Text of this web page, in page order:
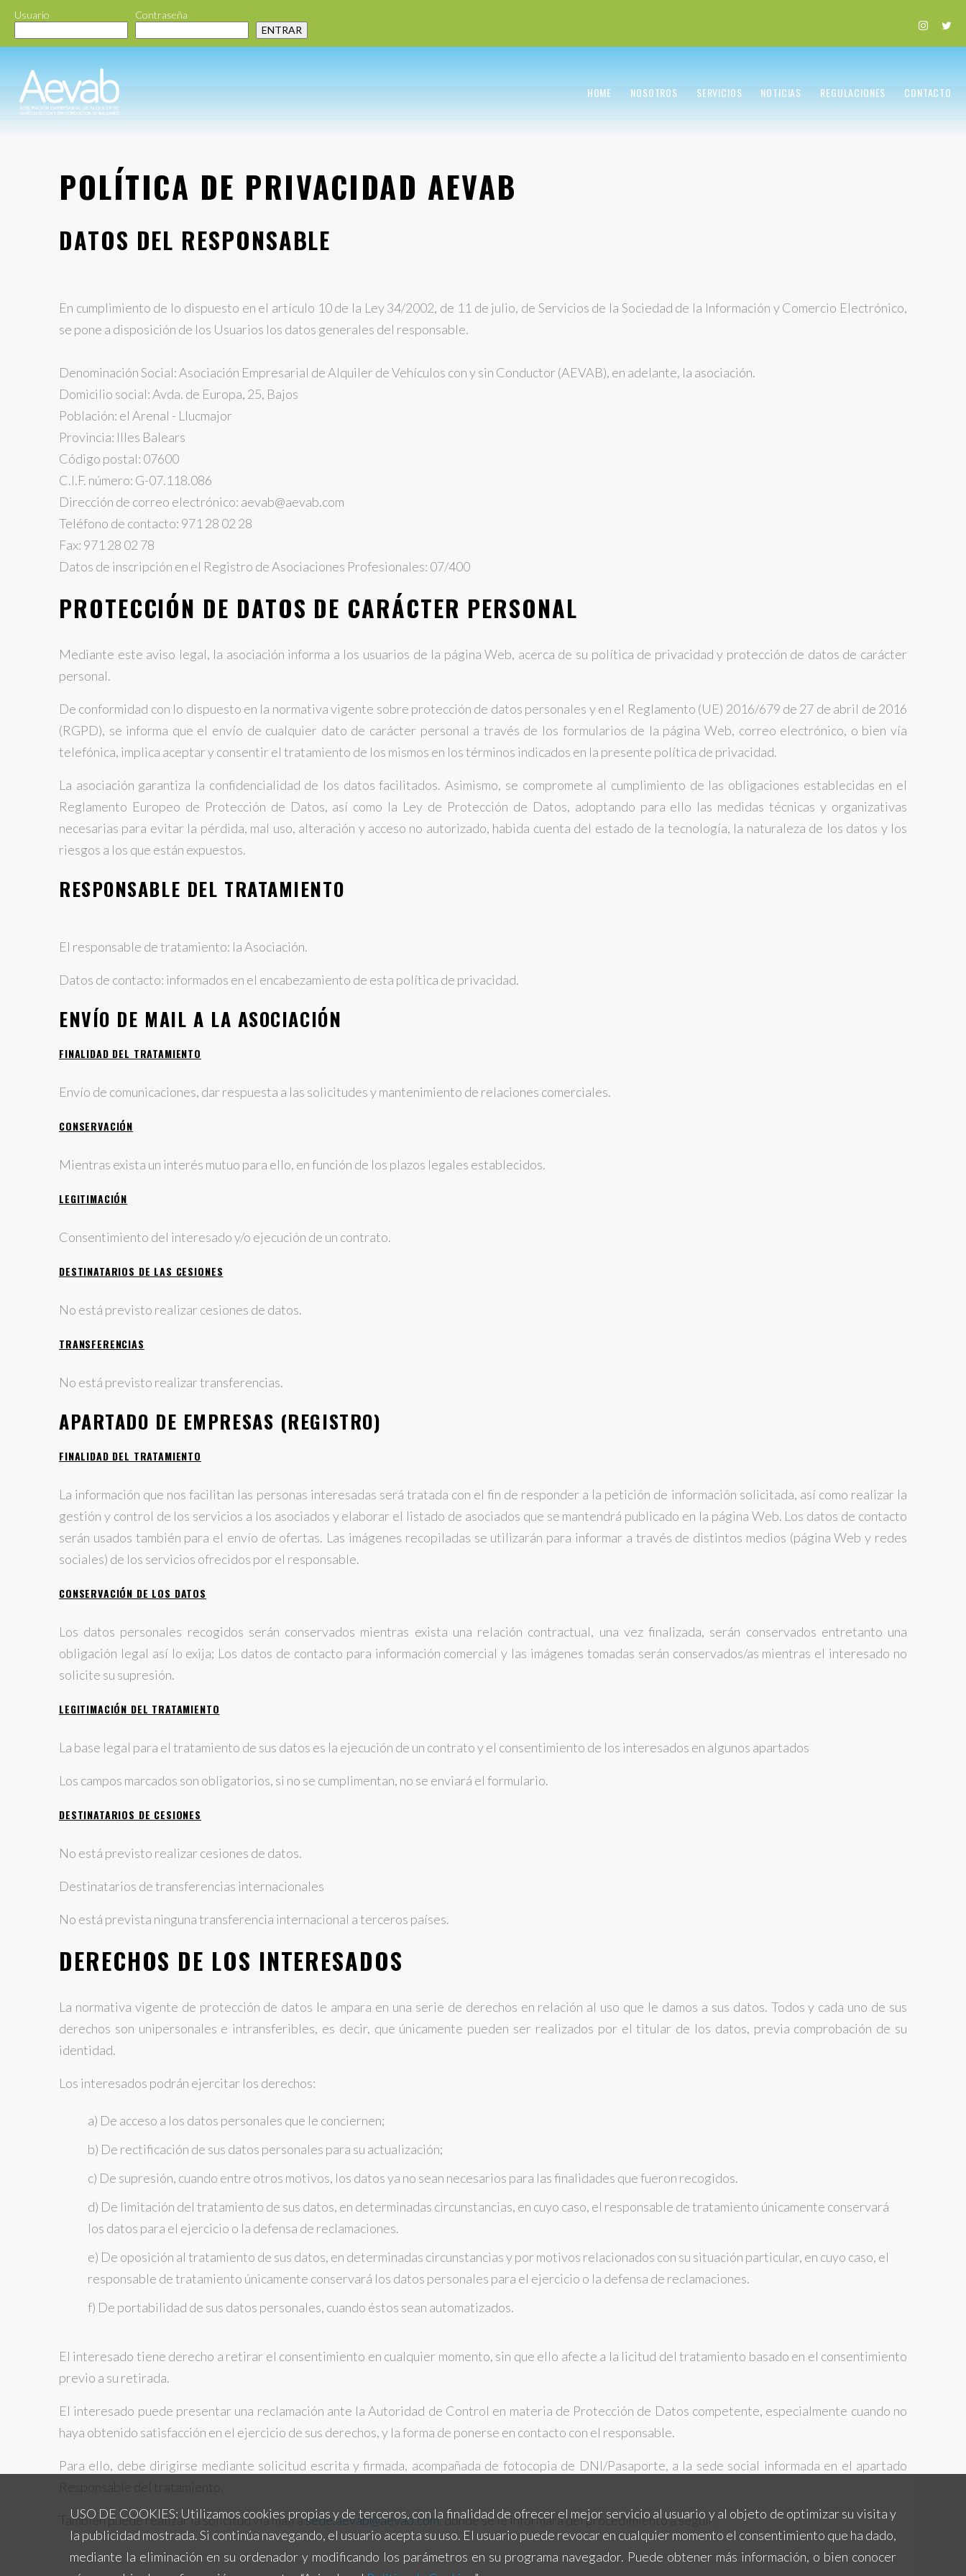
Usuario Contraseña
HOME NOSOTROS SERVICIOS NOTICIAS REGULACIONES CONTACTO
POLÍTICA DE PRIVACIDAD AEVAB
DATOS DEL RESPONSABLE
En cumplimiento de lo dispuesto en el artículo 10 de la Ley 34/2002, de 11 de julio, de Servicios de la Sociedad de la Información y Comercio Electrónico,
se pone a disposición de los Usuarios los datos generales del responsable.
Denominación Social: Asociación Empresarial de Alquiler de Vehículos con y sin Conductor (AEVAB), en adelante, la asociación.
Domicilio social: Avda. de Europa, 25, Bajos
Población: el Arenal - Llucmajor
Provincia: Illes Balears
Código postal: 07600
C.I.F. número: G-07.118.086
Dirección de correo electrónico: aevab@aevab.com
Teléfono de contacto: 971 28 02 28
Fax: 971 28 02 78
Datos de inscripción en el Registro de Asociaciones Profesionales: 07/400
PROTECCIÓN DE DATOS DE CARÁCTER PERSONAL
Mediante este aviso legal, la asociación informa a los usuarios de la página Web, acerca de su política de privacidad y protección de datos de carácter
personal.
De conformidad con lo dispuesto en la normativa vigente sobre protección de datos personales y en el Reglamento (UE) 2016/679 de 27 de abril de 2016
(RGPD), se informa que el envío de cualquier dato de carácter personal a través de los formularios de la página Web, correo electrónico, o bien vía
telefónica, implica aceptar y consentir el tratamiento de los mismos en los términos indicados en la presente política de privacidad.
La asociación garantiza la confidencialidad de los datos facilitados. Asimismo, se compromete al cumplimiento de las obligaciones establecidas en el
Reglamento Europeo de Protección de Datos, así como la Ley de Protección de Datos, adoptando para ello las medidas técnicas y organizativas
necesarias para evitar la pérdida, mal uso, alteración y acceso no autorizado, habida cuenta del estado de la tecnología, la naturaleza de los datos y los
riesgos a los que están expuestos.
RESPONSABLE DEL TRATAMIENTO
El responsable de tratamiento: la Asociación.
Datos de contacto: informados en el encabezamiento de esta política de privacidad.
ENVÍO DE MAIL A LA ASOCIACIÓN
FINALIDAD DEL TRATAMIENTO
Envío de comunicaciones, dar respuesta a las solicitudes y mantenimiento de relaciones comerciales.
CONSERVACIÓN
Mientras exista un interés mutuo para ello, en función de los plazos legales establecidos.
LEGITIMACIÓN
Consentimiento del interesado y/o ejecución de un contrato.
DESTINATARIOS DE LAS CESIONES
No está previsto realizar cesiones de datos.
TRANSFERENCIAS
No está previsto realizar transferencias.
APARTADO DE EMPRESAS (REGISTRO)
FINALIDAD DEL TRATAMIENTO
La información que nos facilitan las personas interesadas será tratada con el fin de responder a la petición de información solicitada, así como realizar la
gestión y control de los servicios a los asociados y elaborar el listado de asociados que se mantendrá publicado en la página Web. Los datos de contacto
serán usados también para el envío de ofertas. Las imágenes recopiladas se utilizarán para informar a través de distintos medios (página Web y redes
sociales) de los servicios ofrecidos por el responsable.
CONSERVACIÓN DE LOS DATOS
Los datos personales recogidos serán conservados mientras exista una relación contractual, una vez finalizada, serán conservados entretanto una
obligación legal así lo exija; Los datos de contacto para información comercial y las imágenes tomadas serán conservados/as mientras el interesado no
solicite su supresión.
LEGITIMACIÓN DEL TRATAMIENTO
La base legal para el tratamiento de sus datos es la ejecución de un contrato y el consentimiento de los interesados en algunos apartados
Los campos marcados son obligatorios, si no se cumplimentan, no se enviará el formulario.
DESTINATARIOS DE CESIONES
No está previsto realizar cesiones de datos.
Destinatarios de transferencias internacionales
No está prevista ninguna transferencia internacional a terceros países.
DERECHOS DE LOS INTERESADOS
La normativa vigente de protección de datos le ampara en una serie de derechos en relación al uso que le damos a sus datos. Todos y cada uno de sus
derechos son unipersonales e intransferibles, es decir, que únicamente pueden ser realizados por el titular de los datos, previa comprobación de su
identidad.
Los interesados podrán ejercitar los derechos:
a) De acceso a los datos personales que le conciernen;
b) De rectificación de sus datos personales para su actualización;
c) De supresión, cuando entre otros motivos, los datos ya no sean necesarios para las finalidades que fueron recogidos.
d) De limitación del tratamiento de sus datos, en determinadas circunstancias, en cuyo caso, el responsable de tratamiento únicamente conservará
los datos para el ejercicio o la defensa de reclamaciones.
e) De oposición al tratamiento de sus datos, en determinadas circunstancias y por motivos relacionados con su situación particular, en cuyo caso, el
responsable de tratamiento únicamente conservará los datos personales para el ejercicio o la defensa de reclamaciones.
f) De portabilidad de sus datos personales, cuando éstos sean automatizados.
El interesado tiene derecho a retirar el consentimiento en cualquier momento, sin que ello afecte a la licitud del tratamiento basado en el consentimiento
previo a su retirada.
El interesado puede presentar una reclamación ante la Autoridad de Control en materia de Protección de Datos competente, especialmente cuando no
haya obtenido satisfacción en el ejercicio de sus derechos, y la forma de ponerse en contacto con el responsable.
Para ello, debe dirigirse mediante solicitud escrita y firmada, acompañada de fotocopia de DNI/Pasaporte, a la sede social informada en el apartado
También puede realizar la solicitud vía mail asede.aevab@aevab.com, donde se le informará del procedimiento a seguir.
USO DE COOKIES: Utilizamos cookies propias y de terceros, con la finalidad de ofrecer el mejor servicio al usuario y al objeto de optimizar su visita y
la publicidad mostrada. Si continúa navegando, el usuario acepta su uso. El usuario puede revocar en cualquier momento el consentimiento que ha dado,
mediante la eliminación en su ordenador y modificando los parámetros en su programa navegador. Puede obtener más información, o bien conocer